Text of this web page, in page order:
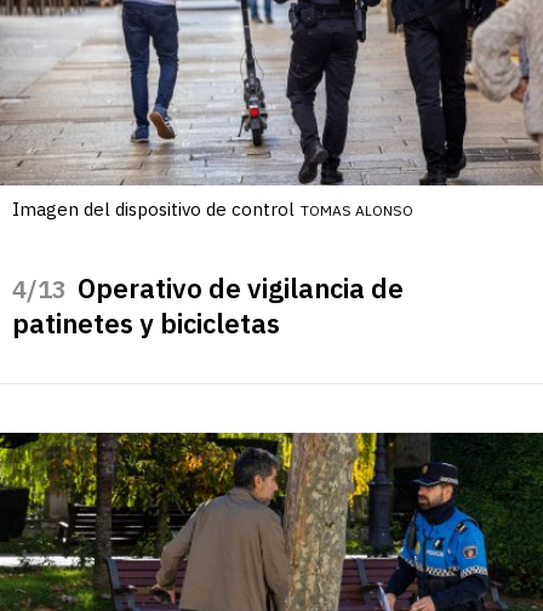
Imagen del dispositivo de control TOMAS ALONSO
/13 Operativo de vigilancia de
patinetes y bicicletas